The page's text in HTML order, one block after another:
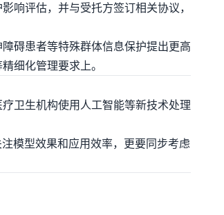
响评估，并与受托方签订相关协议，
碍患者等特殊群体信息保护提出更高
细化管理要求上。
卫生机构使用人工智能等新技术处理
模型效果和应用效率，更要同步考虑